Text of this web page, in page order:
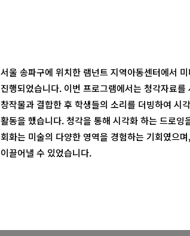
서울 송파구에 위치한 램넌트 지역아동센터에서
진행되었습니다. 이번 프로그램에서는 청각자료
창작물과 결합한 후 학생들의 소리를 더빙하여 시
활동을 했습니다. 청각을 통해 시각화 하는 드로
회화는 미술의 다양한 영역을 경험하는 기회였으
이끌어낼 수 있었습니다.